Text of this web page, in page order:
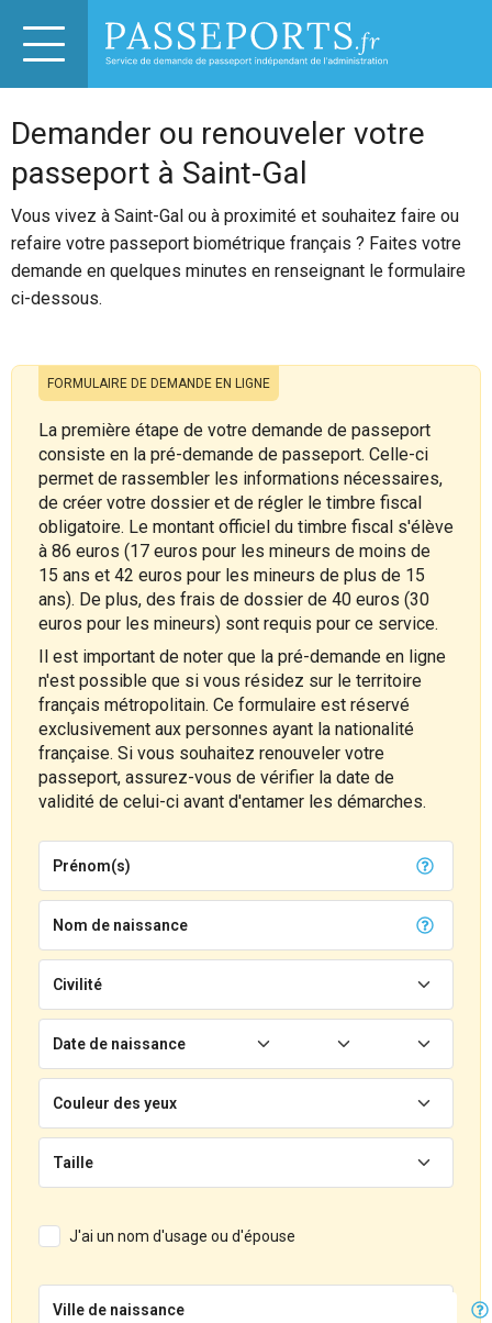
Demander ou renouveler votre
passeport à Saint-Gal
Vous vivez à Saint-Gal ou à proximité et souhaitez faire ou
refaire votre passeport biométrique français ? Faites votre
demande en quelques minutes en renseignant le formulaire
ci-dessous.
FORMULAIRE DE DEMANDE EN LIGNE
La première étape de votre demande de passeport
consiste en la pré-demande de passeport. Celle-ci
permet de rassembler les informations nécessaires,
de créer votre dossier et de régler le timbre fiscal
obligatoire. Le montant officiel du timbre fiscal s'élève
à 86 euros (17 euros pour les mineurs de moins de
15 ans et 42 euros pour les mineurs de plus de 15
ans). De plus, des frais de dossier de 40 euros (30
euros pour les mineurs) sont requis pour ce service.
Il est important de noter que la pré-demande en ligne
n'est possible que si vous résidez sur le territoire
français métropolitain. Ce formulaire est réservé
exclusivement aux personnes ayant la nationalité
française. Si vous souhaitez renouveler votre
passeport, assurez-vous de vérifier la date de
validité de celui-ci avant d'entamer les démarches.
Prénom(s)
Nom de naissance
Civilité
Date de naissance
Couleur des yeux
Taille
J'ai un nom d'usage ou d'épouse
Ville de naissance